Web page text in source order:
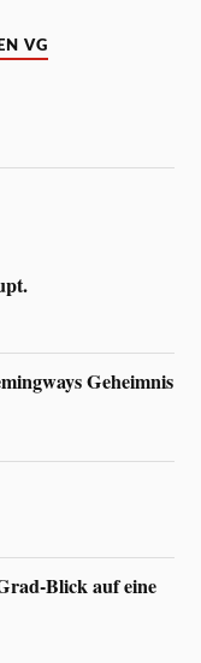
VG
Geheimnis
Blick auf eine